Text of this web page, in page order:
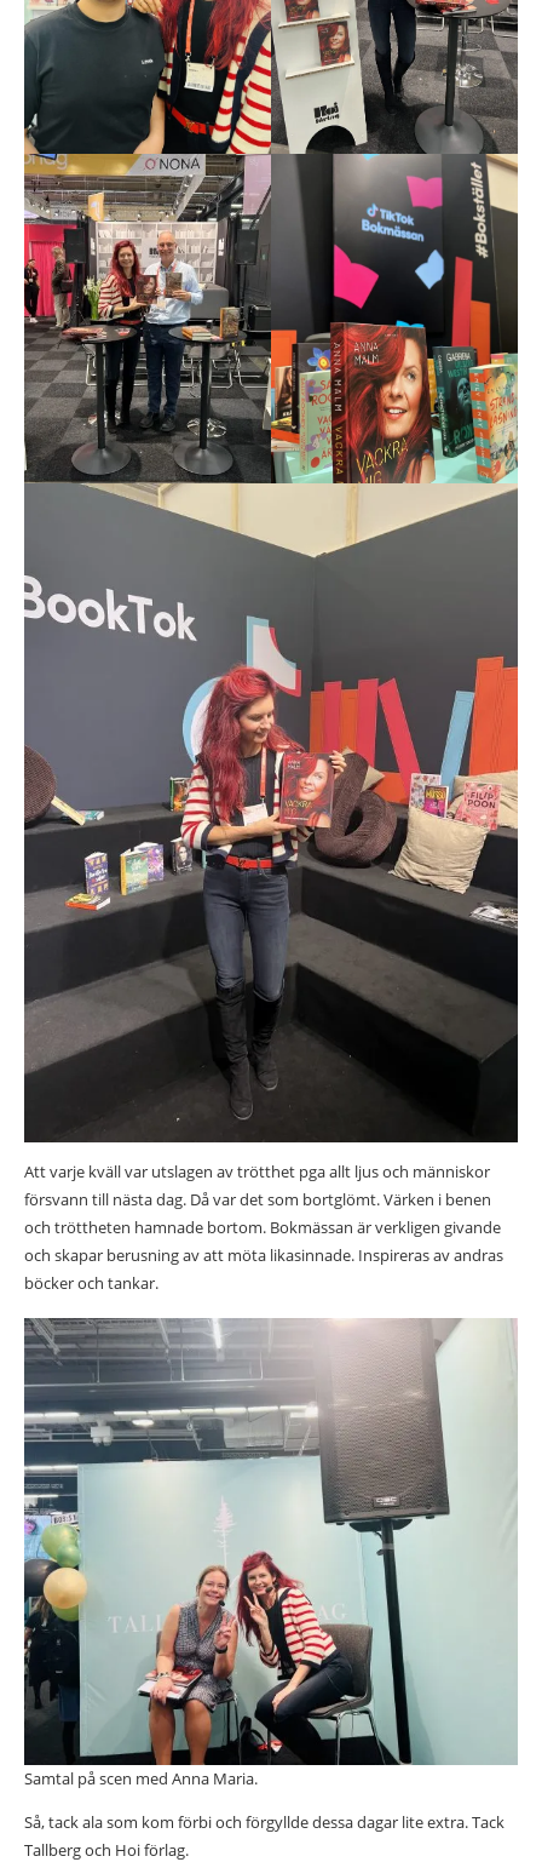
Att varje kväll var utslagen av trötthet pga allt ljus och människor
försvann till nästa dag. Då var det som bortglömt. Värken i benen
och tröttheten hamnade bortom. Bokmässan är verkligen givande
och skapar berusning av att möta likasinnade. Inspireras av andras
böcker och tankar.
Samtal på scen med Anna Maria.
Så, tack ala som kom förbi och förgyllde dessa dagar lite extra. Tack
Tallberg och Hoi förlag.